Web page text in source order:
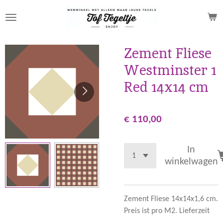
direct
de
hoofdinhoud
Zement Fliese
Westminster 1
Red 14x14 cm
€ 110,00
In
winkelwagen
Zement Fliese 14x14x1,6 cm.
Preis ist pro M2. Lieferzeit